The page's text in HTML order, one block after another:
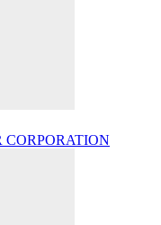
CORPORATION